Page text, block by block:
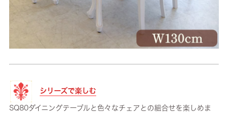
シリーズで楽しむ
SQ80ダイニングテーブルと色々なチェアとの組合せを楽しめま